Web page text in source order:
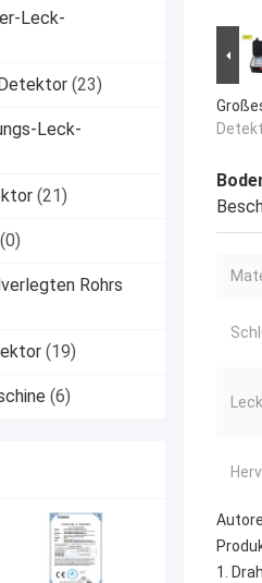
Leck-
(23)
Leck-
(21)
(0)
Rohrs
(19)
(6)
1.